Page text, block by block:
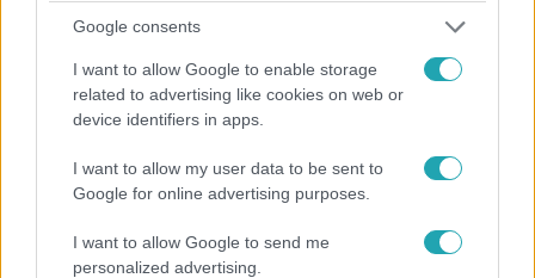
Google consents
I want to allow Google to enable storage
related to advertising like cookies on web or
device identifiers in apps.
I want to allow my user data to be sent to
Google for online advertising purposes.
I want to allow Google to send me
personalized advertising.
2025. november 25. 6:35
Miért fontos ma még jobban az újságírás? A
Honorka-díj idei nyertesei válaszolnak
A 20. Hégető Honorka-díjátadón újságírók és fotósok
társadalom legnehezebb történeteit hozták felszínre.